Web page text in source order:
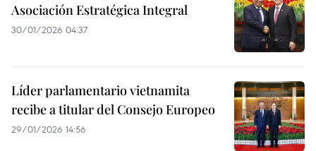
Asociación Estratégica Integral
30/01/2026 04:37
Líder parlamentario vietnamita
recibe a titular del Consejo Europeo
29/01/2026 14:56